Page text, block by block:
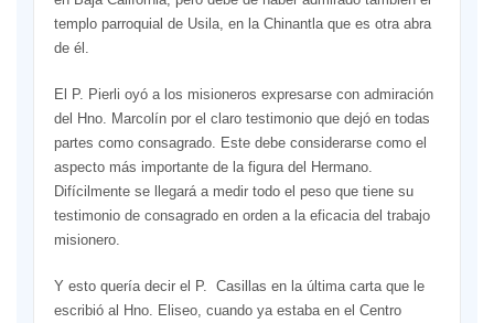
templo parroquial de Usila, en la Chinantla que es otra abra
de él.
El P. Pierli oyó a los misioneros expresarse con admiración
del Hno. Marcolín por el claro testimonio que dejó en todas
partes como consagrado. Este debe considerarse como el
aspecto más importante de la figura del Hermano.
Difícilmente se llegará a medir todo el peso que tiene su
testimonio de consagrado en orden a la eficacia del trabajo
misionero.
Y esto quería decir el P. Casillas en la última carta que le
escribió al Hno. Eliseo, cuando ya estaba en el Centro